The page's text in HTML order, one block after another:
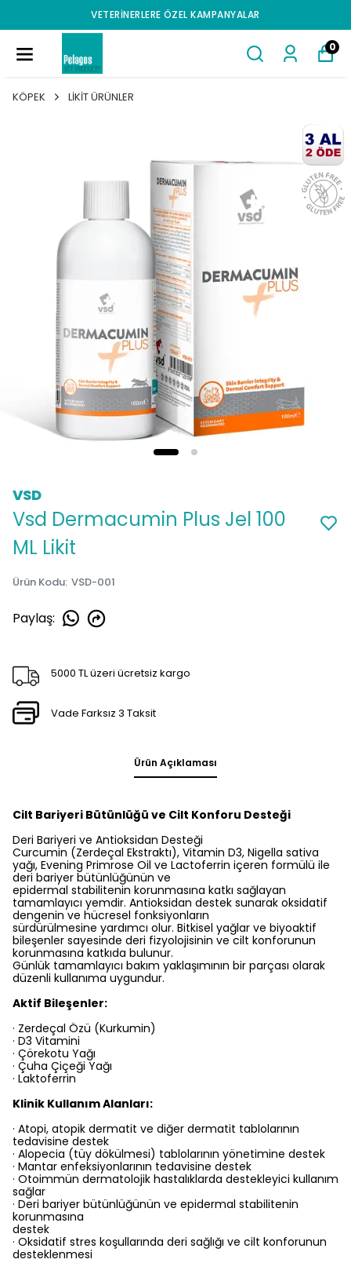
VETERINERLERE ÖZEL KAMPANYALAR
0
KÖPEK LİKİT ÜRÜNLER
VSD
Vsd Dermacumin Plus Jel 100
ML Likit
Ürün Kodu: VSD-001
Paylaş:
5000 TL üzeri ücretsiz kargo
Vade Farksız 3 Taksit
Ürün Açıklaması
Cilt Bariyeri Bütünlüğü ve Cilt Konforu Desteği
Deri Bariyeri ve Antioksidan Desteği
Curcumin (Zerdeçal Ekstraktı), Vitamin D3, Nigella sativa
yağı, Evening Primrose Oil ve Lactoferrin içeren formülü ile
deri bariyer bütünlüğünün ve
epidermal stabilitenin korunmasına katkı sağlayan
tamamlayıcı yemdir. Antioksidan destek sunarak oksidatif
dengenin ve hücresel fonksiyonların
sürdürülmesine yardımcı olur. Bitkisel yağlar ve biyoaktif
bileşenler sayesinde deri fizyolojisinin ve cilt konforunun
korunmasına katkıda bulunur.
Günlük tamamlayıcı bakım yaklaşımının bir parçası olarak
düzenli kullanıma uygundur.
Aktif Bileşenler:
· Zerdeçal Özü (Kurkumin)
· D3 Vitamini
· Çörekotu Yağı
· Çuha Çiçeği Yağı
· Laktoferrin
Klinik Kullanım Alanları:
· Atopi, atopik dermatit ve diğer dermatit tablolarının
tedavisine destek
· Alopecia (tüy dökülmesi) tablolarının yönetimine destek
· Mantar enfeksiyonlarının tedavisine destek
· Otoimmün dermatolojik hastalıklarda destekleyici kullanım
sağlar
· Deri bariyer bütünlüğünün ve epidermal stabilitenin
korunmasına
destek
· Oksidatif stres koşullarında deri sağlığı ve cilt konforunun
desteklenmesi